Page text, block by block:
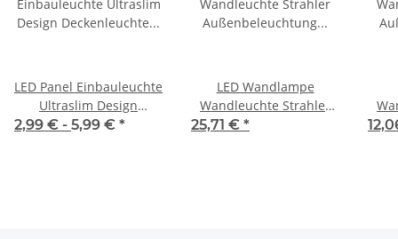
LED Panel Einbauleuchte
Ultraslim Design
Deckenleuchte Einbau
2,99 € - 5,99 € *
LED Wandlampe
Wandleuchte Strahler
Außenbeleuchtung LED
25,71 € *